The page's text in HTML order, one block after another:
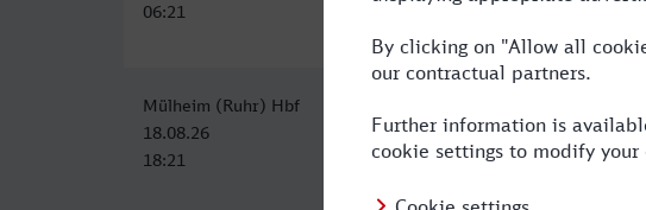
06:21
07:58
Mülheim (Ruhr) Hbf
18.08.26
18:21
18.08.26
19:58